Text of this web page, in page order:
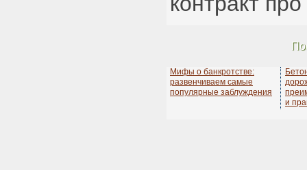
Мифы о банкротстве:
развенчиваем самые
популярные заблуждения
и